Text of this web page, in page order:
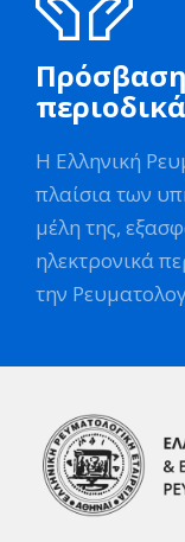
περιοδικά
Η Ελληνική
πλαίσια των
μέλη της,
ηλεκτρονικά
την